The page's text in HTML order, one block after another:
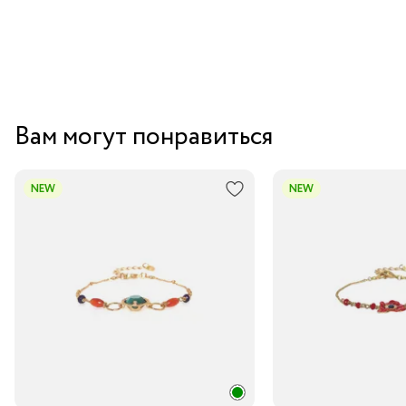
Вам могут понравиться
NEW NEW